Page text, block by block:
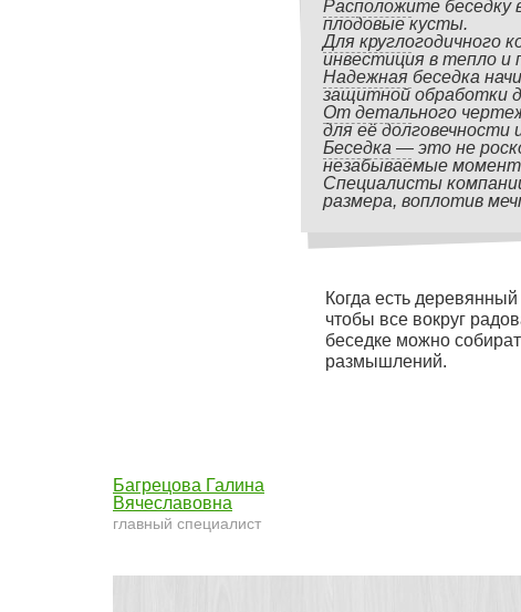
Расположите беседку
плодовые кусты.
Для круглогодичного
инвестиция в тепло и
Надежная беседка
защитной обработки
От детального
для её долговечности
Беседка — это не
незабываемые
Специалисты
размера, воплотив
Багрецова Галина
Вячеславовна
главный специалист
Когда есть
чтобы все вокруг
беседке можно
размышлений.